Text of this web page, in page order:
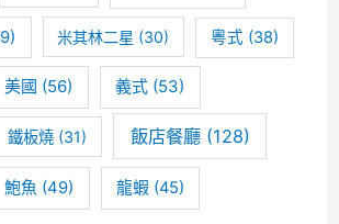
米其林二星 (30) 粵式 (38)
美國 (56) 義式 (53)
鐵板燒 (31) 飯店餐廳(128)
鮑魚 (49) 龍蝦 (45)